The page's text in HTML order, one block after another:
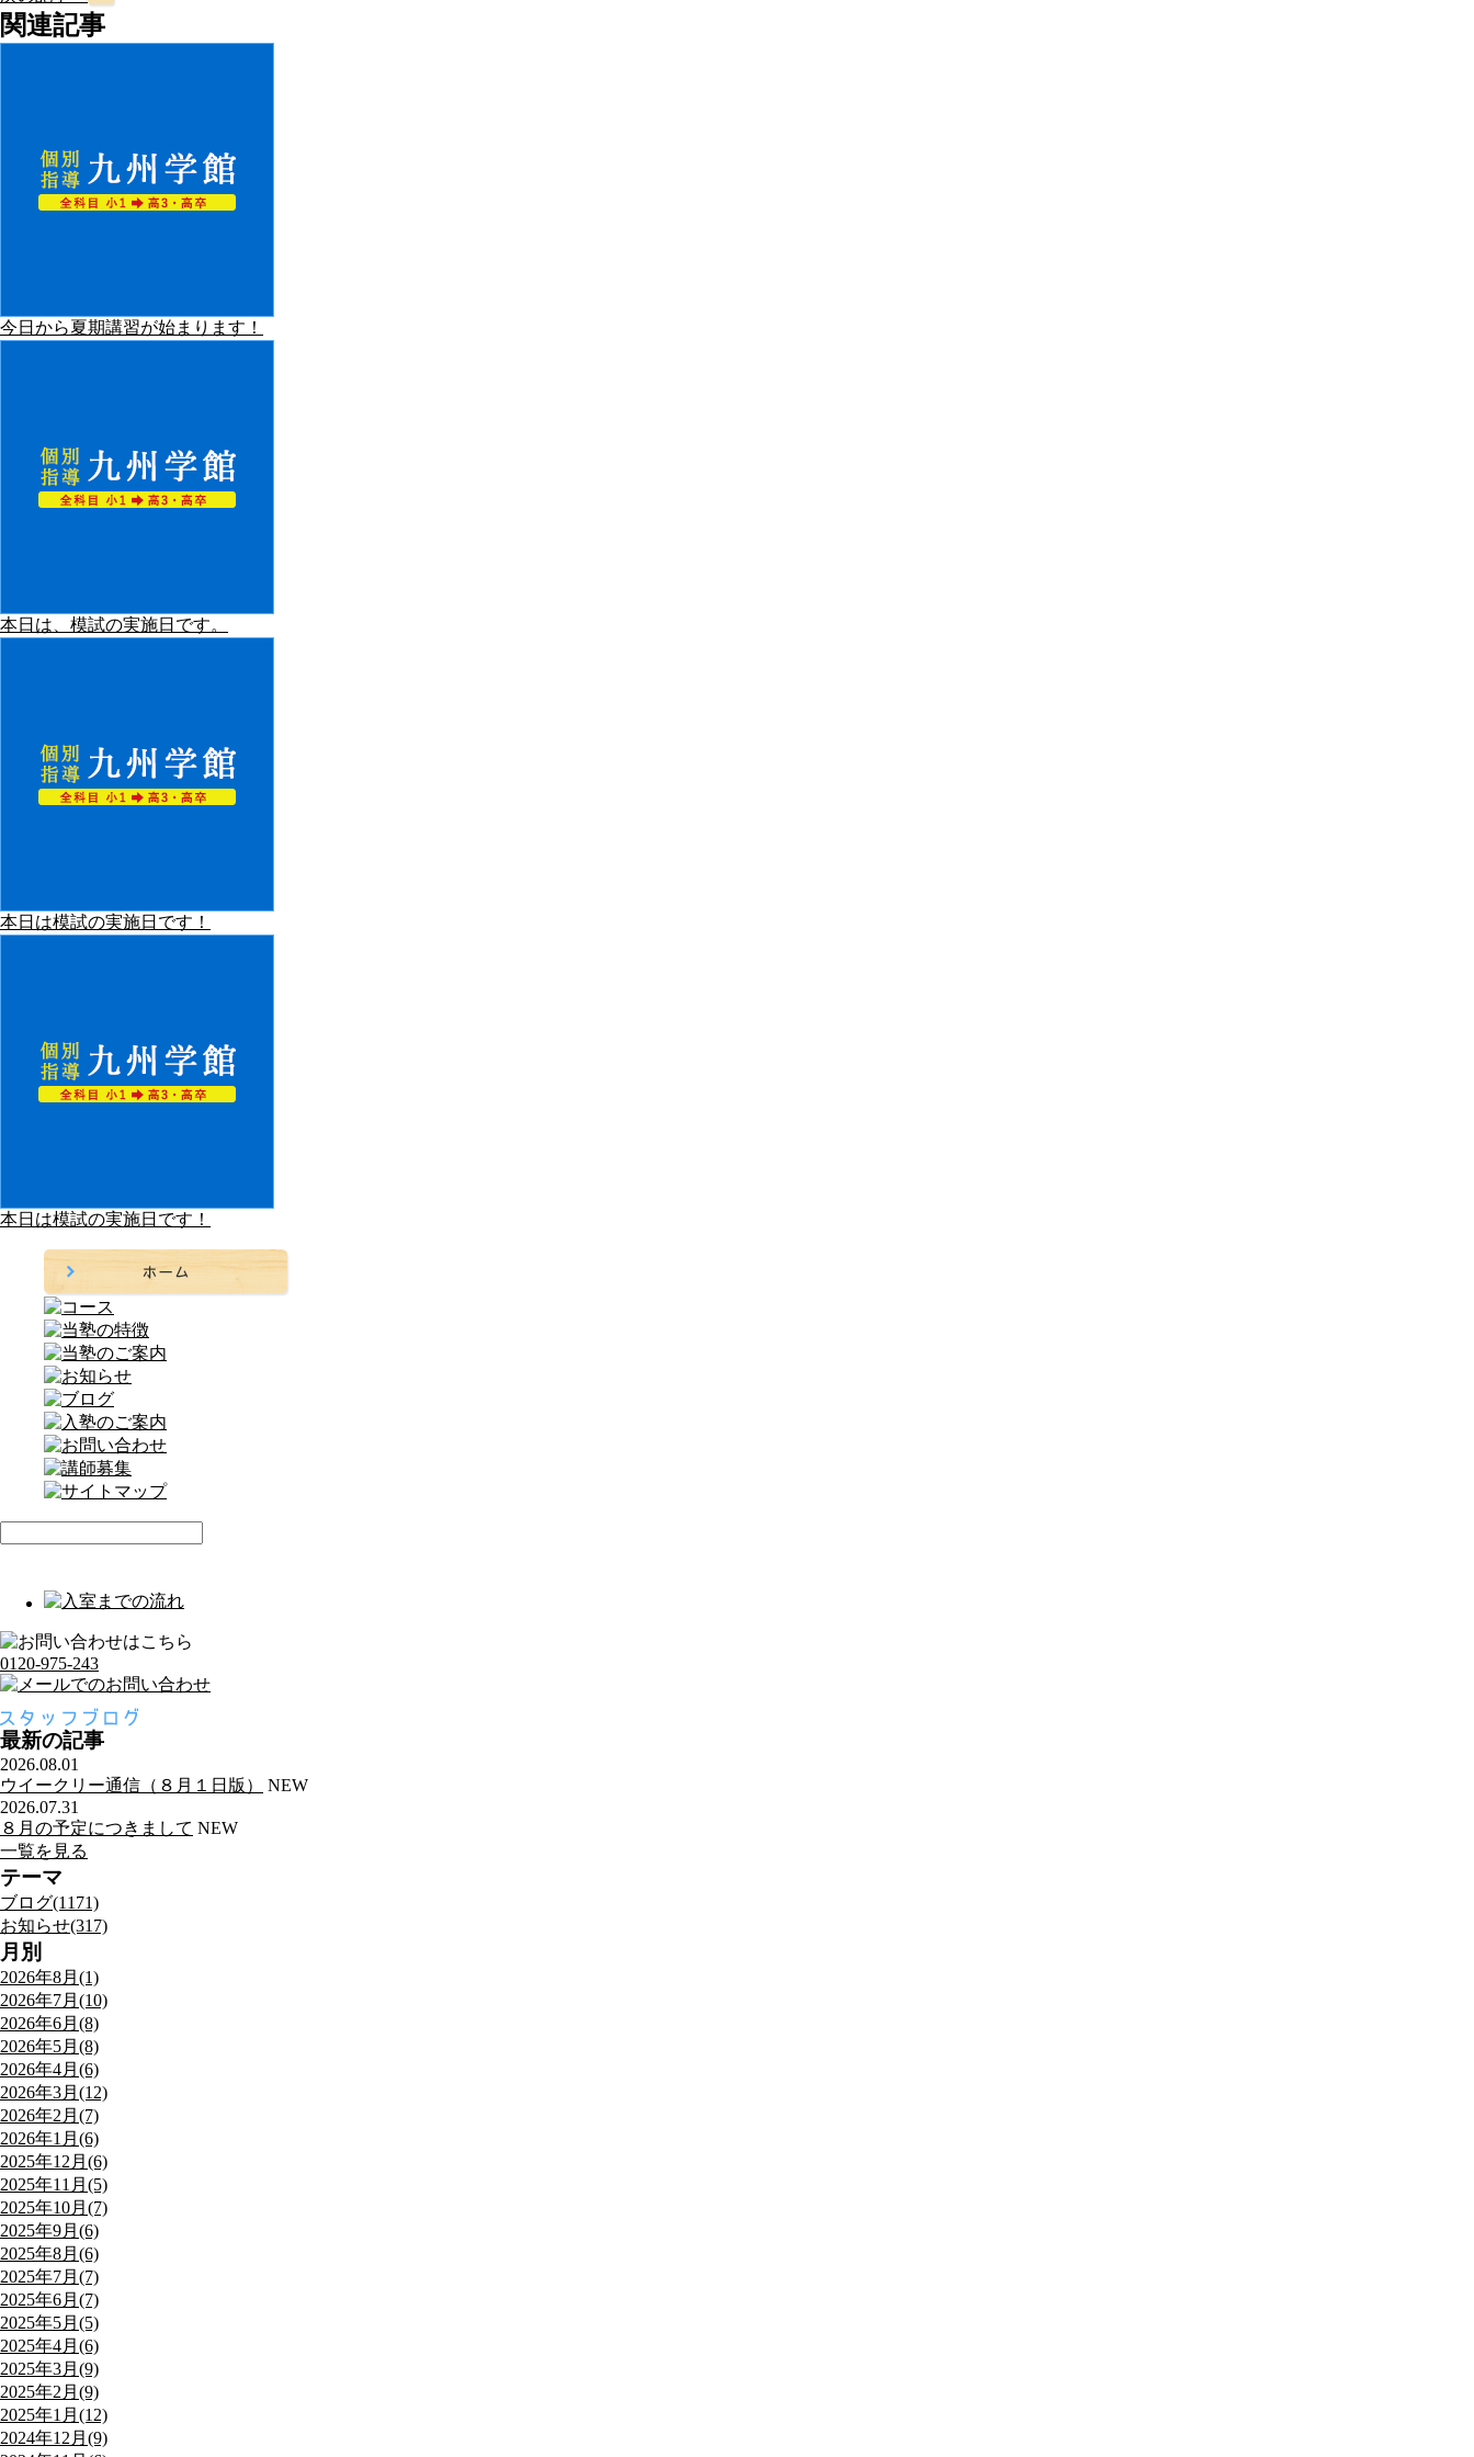
関連記事
今日から夏期講習が始まります！
本日は、模試の実施日です。
本日は模試の実施日です！
本日は模試の実施日です！
0120-975-243
最新の記事
2026.08.01
ウイークリー通信（８月１日版）
NEW
2026.07.31
８月の予定につきまして NEW
一覧を見る
テーマ
ブログ(1171)
お知らせ(317)
月別
2026年8月(1)
2026年7月(10)
2026年6月(8)
2026年5月(8)
2026年4月(6)
2026年3月(12)
2026年2月(7)
2026年1月(6)
2025年12月(6)
2025年11月(5)
2025年10月(7)
2025年9月(6)
2025年8月(6)
2025年7月(7)
2025年6月(7)
2025年5月(5)
2025年4月(6)
2025年3月(9)
2025年2月(9)
2025年1月(12)
2024年12月(9)